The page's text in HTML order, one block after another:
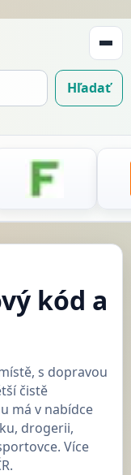
Hľadať
kód a
s dopravou
čistě
má v nabídce
drogerii,
Více